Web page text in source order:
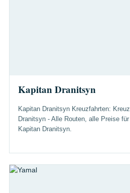
Kapitan Dranitsyn
Kapitan Dranitsyn Kreuzfahrten:
Dranitsyn - Alle Routen, alle Preise
Kapitan Dranitsyn.